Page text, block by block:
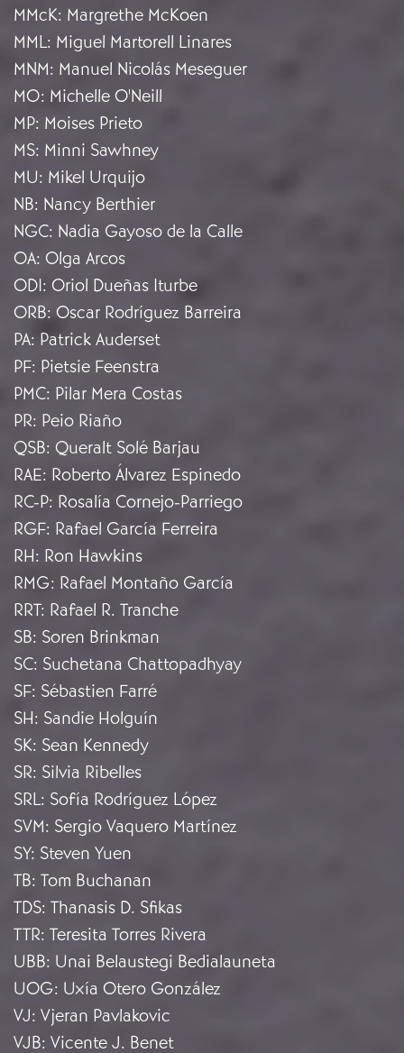
MMcK: Margrethe McKoen
MML: Miguel Martorell Linares
MNM: Manuel Nicolás Meseguer
MO: Michelle O'Neill
MP: Moises Prieto
MS: Minni Sawhney
MU: Mikel Urquijo
NB: Nancy Berthier
NGC: Nadia Gayoso de la Calle
OA: Olga Arcos
ODI: Oriol Dueñas Iturbe
ORB: Oscar Rodríguez Barreira
PA: Patrick Auderset
PF: Pietsie Feenstra
PMC: Pilar Mera Costas
PR: Peio Riaño
QSB: Queralt Solé Barjau
RAE: Roberto Álvarez Espinedo
RC-P: Rosalía Cornejo-Parriego
RGF: Rafael García Ferreira
RH: Ron Hawkins
RMG: Rafael Montaño García
RRT: Rafael R. Tranche
SB: Soren Brinkman
SC: Suchetana Chattopadhyay
SF: Sébastien Farré
SH: Sandie Holguín
SK: Sean Kennedy
SR: Silvia Ribelles
SRL: Sofía Rodríguez López
SVM: Sergio Vaquero Martínez
SY: Steven Yuen
TB: Tom Buchanan
TDS: Thanasis D. Sfikas
TTR: Teresita Torres Rivera
UBB: Unai Belaustegi Bedialauneta
UOG: Uxía Otero González
VJ: Vjeran Pavlakovic
VJB: Vicente J. Benet